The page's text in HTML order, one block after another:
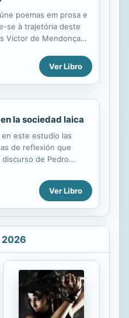
poemas em prosa e
se à trajetória deste
Victor de Mendonça
Ver Libro
la sociedad laica
en este estudio las
de reflexión que
de Pedro
religiosos,
y sociales de su
fenómenos propios de
el papel de los
en la sociedad
a hombres y mujeres
Iglesia como
vida cristiana en el
de un
justo y cristiano” y
con la promoción
Ver Libro
2026